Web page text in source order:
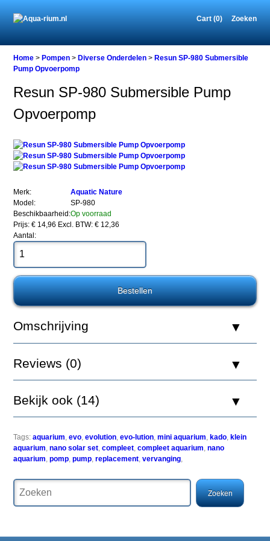
Cart (0) Zoeken
Home
Pompen
Diverse
Onderdelen
SP-
980
Submersible
Resun
980
Submersible
Pump
Opvoerpomp
L/uur
pomp
(verbruik
9
W).
liter
per
Home >Pompen >Diverse Onderdelen >Resun SP-980 Submersible
Pump Opvoerpomp
Resun SP-980 Submersible Pump
Opvoerpomp
Merk:
Aquatic Nature
Model:
SP-980
Beschikbaarheid:Op voorraad
Prijs: € 14,96 Excl. BTW: € 12,36
Aantal:
Omschrijving
Reviews (0)
Bekijk ook (14)
Tags: aquarium,evo,evolution,evo-lution,mini aquarium, kado, klein
aquarium,nano solar set,compleet,compleet aquarium,nano
aquarium,pomp,pump,replacement,vervanging,